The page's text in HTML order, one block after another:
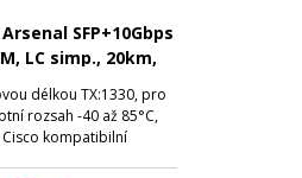
SFP+10Gbps
LC simp., 20km,
85°C, Cisco
délkou TX:1330, pro
rozsah -40 až 85°C,
Cisco kompatibilní